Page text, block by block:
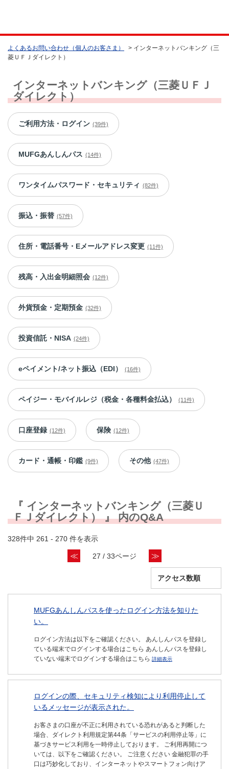
よくあるお問い合わせ（個人のお客さま） > インターネットバンキング（三
菱ＵＦＪダイレクト）
インターネットバンキング（三菱ＵＦＪ
ダイレクト）
ご利用方法・ログイン (39件)
MUFGあんしんパス (14件)
ワンタイムパスワード・セキュリティ (82件)
振込・振替 (57件)
住所・電話番号・Eメールアドレス変更 (11件)
残高・入出金明細照会 (12件)
外貨預金・定期預金 (32件)
投資信託・NISA (24件)
eペイメント/ネット振込（EDI） (16件)
ペイジー・モバイルレジ（税金・各種料金払込） (11件)
口座登録 (12件) 保険 (12件)
カード・通帳・印鑑 (9件) その他 (47件)
『 インターネットバンキング（三菱Ｕ
ＦＪダイレクト） 』 内のQ&A
328件中 261 - 270 件を表示
≪ 27 / 33ページ ≫
MUFGあんしんパスを使ったログイン方法を知りた
い。
ログイン方法は以下をご確認ください。 あんしんパスを登録し
ている端末でログインする場合はこちら あんしんパスを登録し
ていない端末でログインする場合はこちら 詳細表示
ログインの際、セキュリティ検知により利用停止して
いるメッセージが表示された。
お客さまの口座が不正に利用されている恐れがあると判断した
場合、ダイレクト利用規定第44条「サービスの利用停止等」に
基づきサービス利用を一時停止しております。 ご利用再開につ
いては、以下をご確認ください。 ご注意ください 金融犯罪の手
口は巧妙化しており、インターネットやスマートフォン向けア